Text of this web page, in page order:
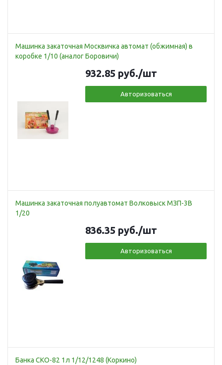
Машинка закаточная Москвичка автомат (обжимная) в
коробке 1/10 (аналог Боровичи)
932.85 руб./шт
Авторизоваться
Машинка закаточная полуавтомат Волковыск МЗП-3В
1/20
836.35 руб./шт
Авторизоваться
Банка СКО-82 1л 1/12/1248 (Коркино)